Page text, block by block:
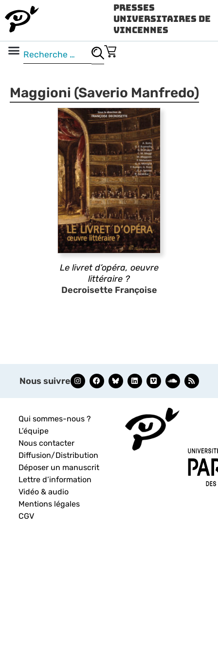
Presses
Universitaires de
Vincennes
Maggioni (Saverio Manfredo)
Le livret d’opéra, oeuvre
littéraire ?
Decroisette Françoise
Nous suivre
Qui sommes-nous ?
L’équipe
Nous contacter
Diffusion/Distribution
Déposer un manuscrit
Lettre d’information
Vidéo & audio
Mentions légales
CGV